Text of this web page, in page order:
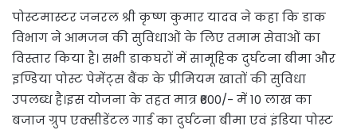
पोस्टमास्टर जनरल श्री कृष्ण कुमार यादव ने कहा कि डाक
विभाग ने आमजन की सुविधाओं के लिए तमाम सेवाओं का
विस्तार किया है। सभी डाकघरों में सामूहिक दुर्घटना बीमा और
इण्डिया पोस्ट पेमेंट्स बैंक के प्रीमियम खातों की सुविधा
उपलब्ध है।इस योजना के तहत मात्र ₹600/- में 10 लाख का
बजाज ग्रुप एक्सीडेंटल गार्ड का दुर्घटना बीमा एवं इंडिया पोस्ट